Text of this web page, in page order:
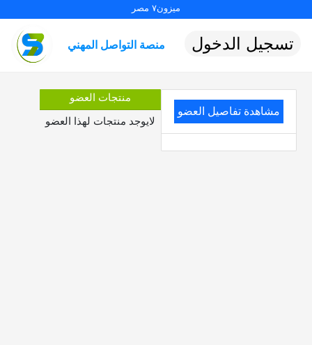
ميزون٧ مصر
منصة التواصل المهني تسجيل الدخول
مشاهدة تفاصيل العضو
منتجات العضو
لايوجد منتجات لهذا العضو